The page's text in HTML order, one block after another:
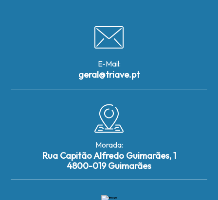
E-Mail:
geral@triave.pt
Morada:
Rua Capitão Alfredo Guimarães, 1
4800-019 Guimarães